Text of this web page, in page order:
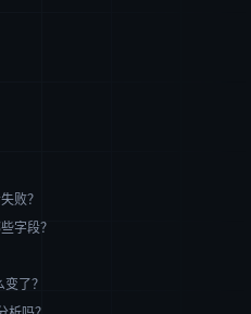
败？
字段？
了？